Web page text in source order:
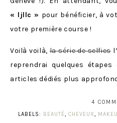
« ljllc » pour bénéficier, à
votre première course !
Voilà voilà,la série de selfies
reprendrai quelques
articles dédiés plus
4
LABELS: BEAUTÉ CHEVEUX